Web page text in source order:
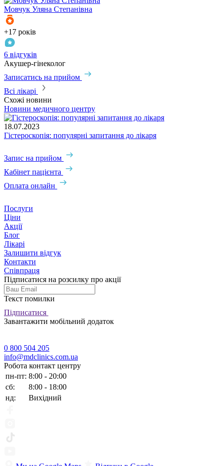
Мовчук Уляна Степанівна
+17 років
6 відгуків
Акушер-гінеколог
Записатись на прийом
Всі лікарі
Схожі новини
Новини медичного центру
18.07.2023
Гістероскопія: популярні запитання до лікаря
Запис на прийом
Кабінет пацієнта
Оплата онлайн
Послуги
Ціни
Акції
Блог
Лікарі
Залишити відгук
Контакти
Співпраця
Підписатися на розсилку про акції
Текст помилки
Підписатися
Завантажити мобільний додаток
0 800 504 205
info@mdclinics.com.ua
Робота контакт центру
пн-пт: 8:00 - 20:00
сб:
8:00 - 18:00
нд:
Вихідний